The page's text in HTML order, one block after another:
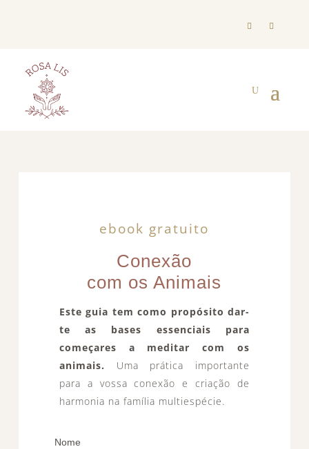
ebook gratuito
Conexão
com os Animais
Este guia tem como propósito dar-
te as bases essenciais para
começares a meditar com os
animais. Uma prática importante
para a vossa conexão e criação de
harmonia na família multiespécie.